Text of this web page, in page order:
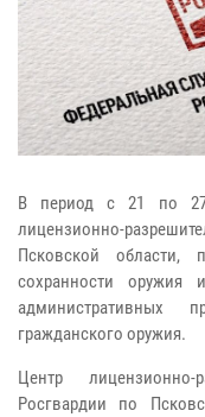
В период с 21 по 27
лицензионно-
Псковской области,
сохранности
административных
гражданского оружия.
Центр лицензионно-
Росгвардии по